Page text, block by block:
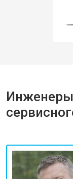
Инженеры